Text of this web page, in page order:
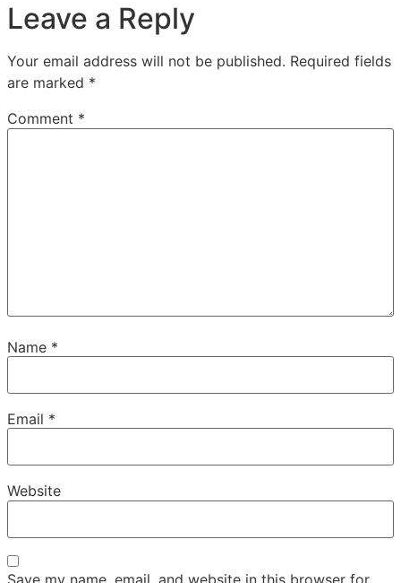
Leave a Reply
Your email address will not be published. Required fields
are marked *
Comment *
Name *
Email *
Website